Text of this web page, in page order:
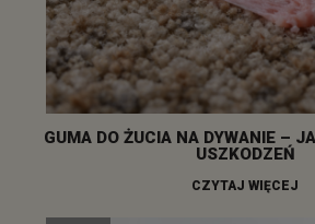
GUMA DO ŻUCIA NA DYWANIE –
USZKODZEŃ
CZYTAJ WIĘCEJ